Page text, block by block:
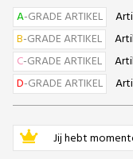
A-GRADE ARTIKEL
B-GRADE ARTIKEL
C-GRADE ARTIKEL
D-GRADE ARTIKEL
Jij hebt